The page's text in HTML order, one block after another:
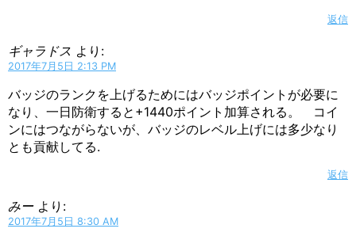
返信
ギャラドス より:
2017年7月5日 2:13 PM
バッジのランクを上げるためにはバッジポイントが必要に
なり、一日防衛すると+1440ポイント加算される。 コイ
ンにはつながらないが、バッジのレベル上げには多少なり
とも貢献してる.
返信
みー より:
2017年7月5日 8:30 AM